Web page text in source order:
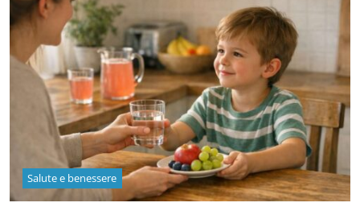
Salute e benessere